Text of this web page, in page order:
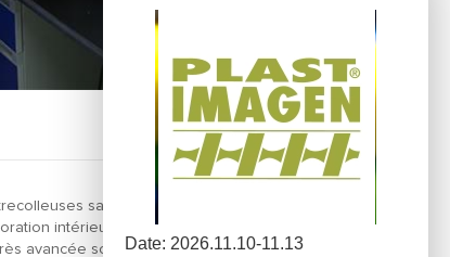
sans solvant en modèles standard et
intérieure, etc. Que vous fabriquiez des
avancée sont le choix par excellence pour vos
Date: 2026.11.10-11.13